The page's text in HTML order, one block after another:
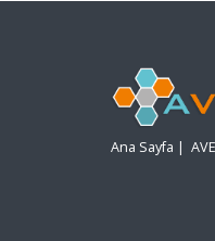
Ana Sayfa |